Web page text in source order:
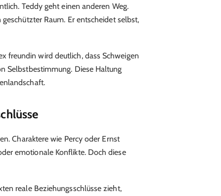
Teddy geht einen anderen Weg.
Raum. Er entscheidet selbst,
freundin wird deutlich, dass Schweigen
Selbstbestimmung. Diese Haltung
Charaktere wie Percy oder Ernst
emotionale Konflikte. Doch diese
reale Beziehungsschlüsse zieht,